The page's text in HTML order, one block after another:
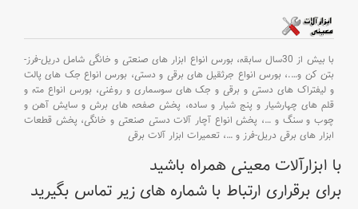
با بیش از 30سال سابقه،
بورس انواع ابزار های صنعتی و خانگی شامل دریل-فرز-
بتن کن و….، بورس انواع جرثقیل های برقی و دستی، بورس انواع جک های پالت
و لیفتراک های دستی و برقی و جک های سوسماری و روغنی، بورس انواع مته و
قلم های چهارشیار و پنج شیار و ساده، پخش صفحه های برش و سایش آهن و
چوب و سنگ و …، پخش انواع آچار آلات دستی صنعتی و خانگی، پخش قطعات
ابزار های برقی دریل-فرز و …، تعمیرات ابزار آلات برقی
با ابزارآلات معینی همراه باشید
برای برقراری ارتباط با شماره های زیر تماس بگیرید